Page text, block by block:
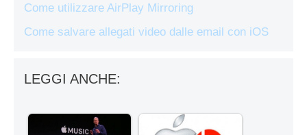
Come utilizzare AirPlay Mirroring
Come salvare allegati video dalle email con iOS
LEGGI ANCHE: